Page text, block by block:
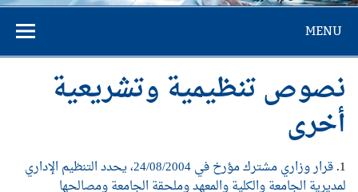
كلية العلوم
الاقتصادية والعلوم
التجارية وعلوم
التسيير
MENU
نصوص تنظيمية وتشريعية
أخرى
1.
قرار وزاري مشترك مؤرخ في 24/08/2004، يحدد التنظيم الإداري
لمديرية الجامعة والكلية والمعهد وملحقة الجامعة ومصالحها